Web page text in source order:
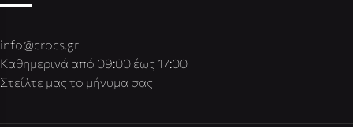
info@crocs.gr
Καθημερινά από 09:00 έως 17:00
Στείλτε μας το μήνυμα σας